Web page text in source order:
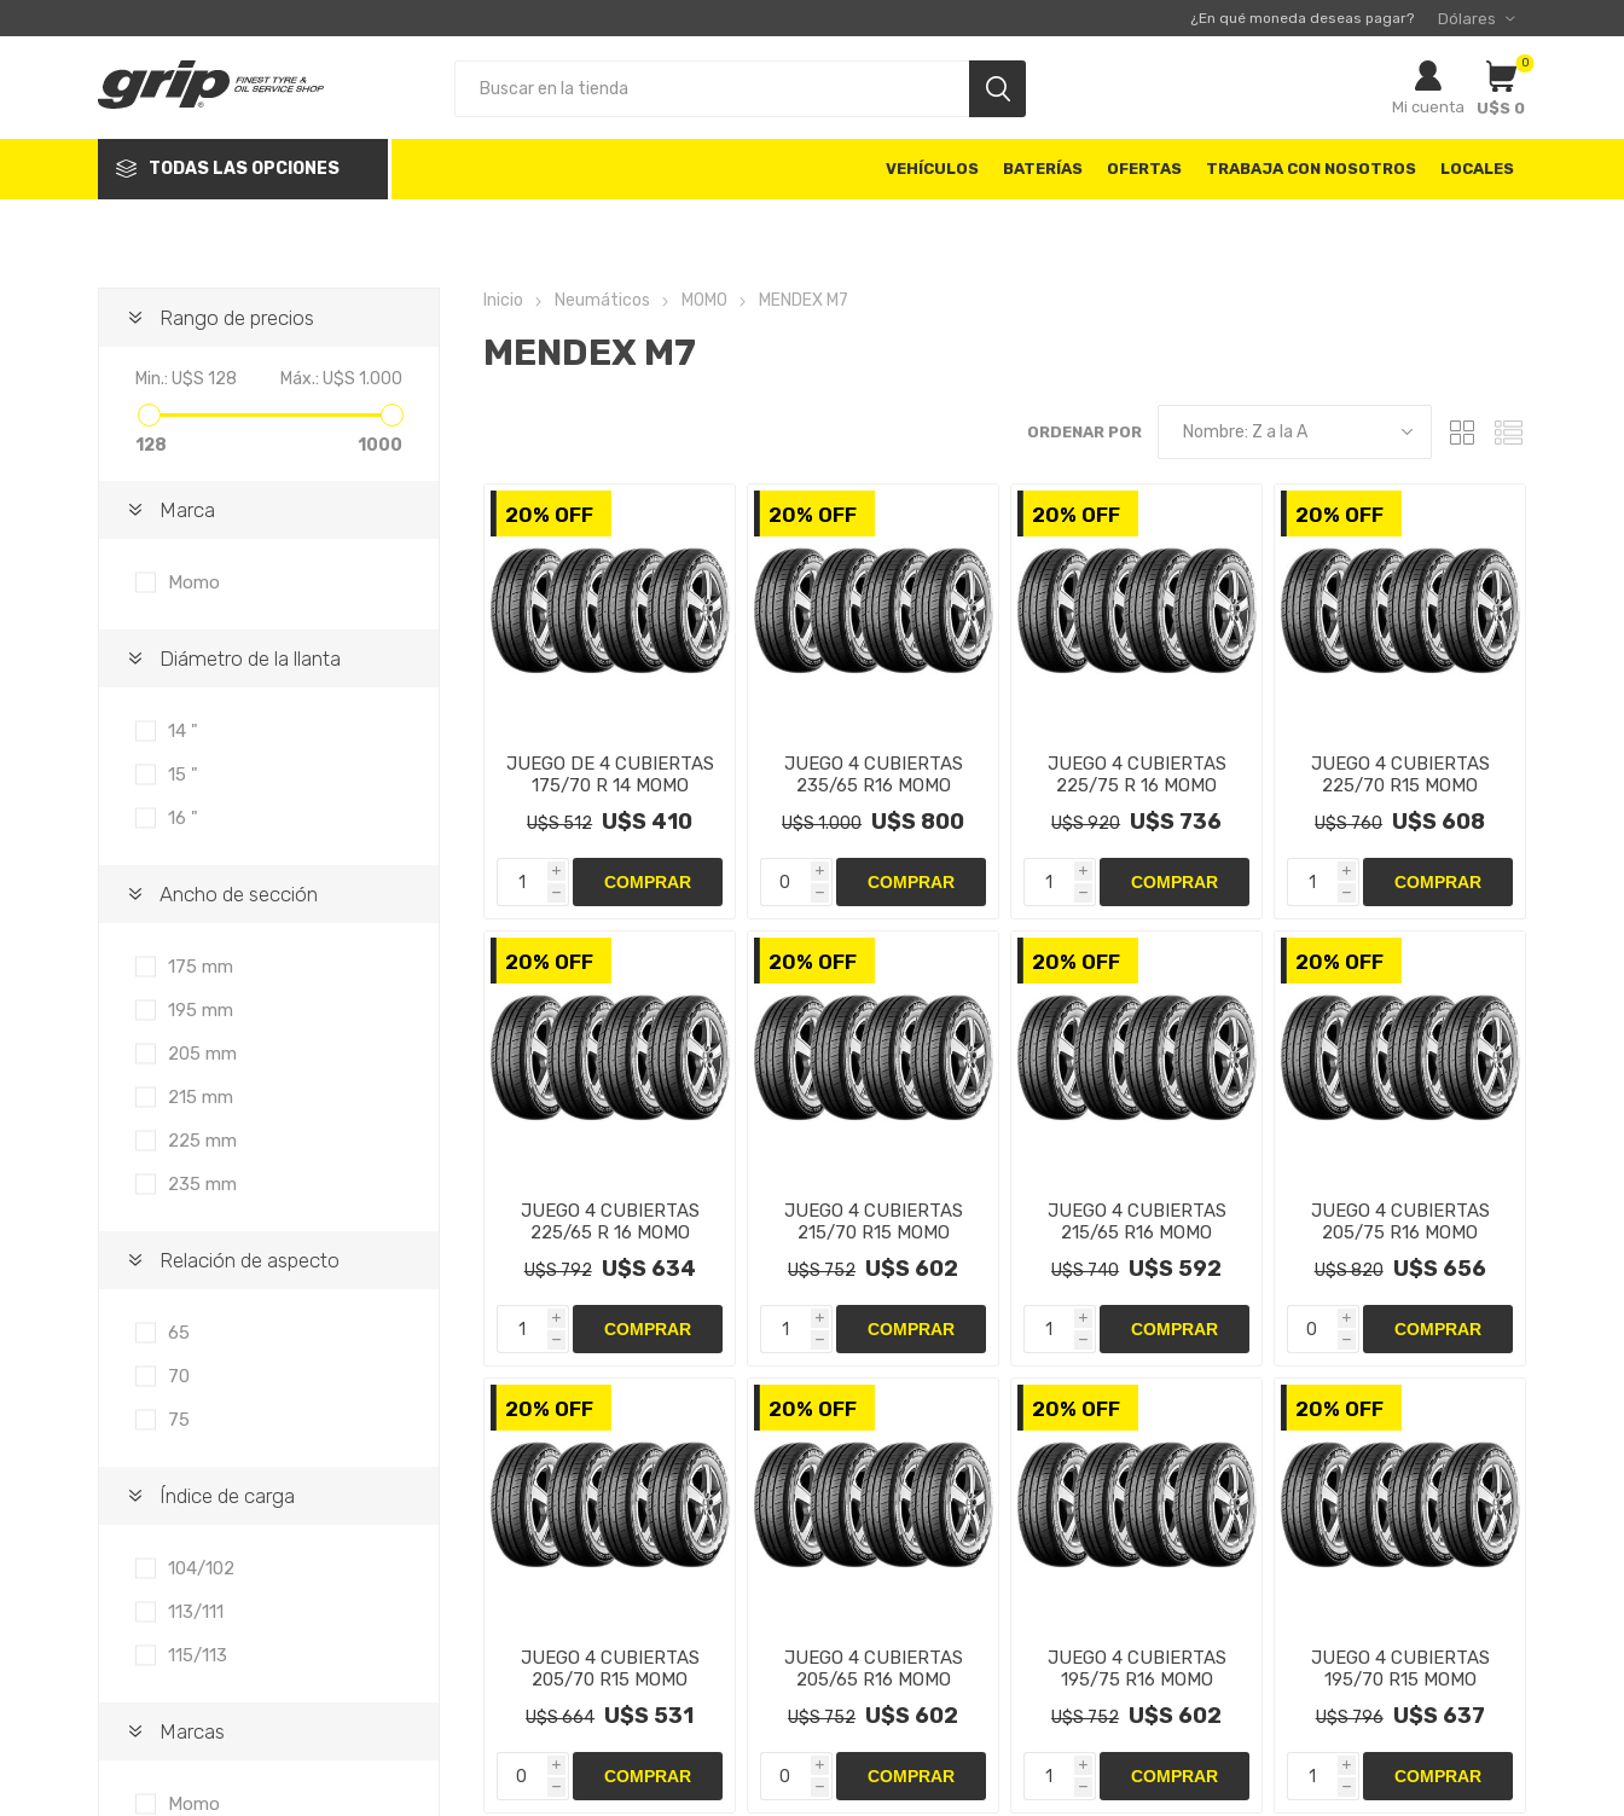
¿En qué moneda deseas pagar?
Mi cuenta
0
U$S 0
TODAS LAS OPCIONES VEHÍCULOS BATERÍAS OFERTAS TRABAJA CON NOSOTROS LOCALES
Inicio Neumáticos MOMO MENDEX M7
MENDEX M7
ORDENAR POR
20% OFF
JUEGO DE 4 CUBIERTAS
175/70 R 14 MOMO
MENDEX M7 C 6PR
U$S 512 U$S 410
i
h
20% OFF
JUEGO 4 CUBIERTAS
235/65 R16 MOMO
MENDEX M7 C 8PR
U$S 1.000 U$S 800
i
h
20% OFF
JUEGO 4 CUBIERTAS
225/75 R 16 MOMO
MENDEX M7 C 8PR
U$S 920 U$S 736
i
h
20% OFF
JUEGO 4 CUBIERTAS
225/70 R15 MOMO
MENDEX M7 C 8PR
U$S 760 U$S 608
i
h
20% OFF
JUEGO 4 CUBIERTAS
225/65 R 16 MOMO
MENDEX M7 C 8PR
U$S 792 U$S 634
i
h
20% OFF
JUEGO 4 CUBIERTAS
215/70 R15 MOMO
MENDEX M7 C 8PR
U$S 752 U$S 602
i
h
20% OFF
JUEGO 4 CUBIERTAS
215/65 R16 MOMO
MENDEX M7 C 8PR
U$S 740 U$S 592
i
h
20% OFF
JUEGO 4 CUBIERTAS
205/75 R16 MOMO
MENDEX M7 C 10PR
U$S 820 U$S 656
i
h
20% OFF
JUEGO 4 CUBIERTAS
205/70 R15 MOMO
MENDEX M7 C 8PR
U$S 664 U$S 531
i
h
20% OFF
JUEGO 4 CUBIERTAS
205/65 R16 MOMO
MENDEX M7 C 8PR
U$S 752 U$S 602
i
h
20% OFF
JUEGO 4 CUBIERTAS
195/75 R16 MOMO
MENDEX M7 C 10PR
U$S 752 U$S 602
i
h
20% OFF
JUEGO 4 CUBIERTAS
195/70 R15 MOMO
MENDEX M7 C 8PR
U$S 796 U$S 637
i
h
Rango de precios
Min.: U$S 128 Máx.: U$S 1.000
128 1000
Marca
Momo
Diámetro de la llanta
14 "
15 "
16 "
Ancho de sección
175 mm
195 mm
205 mm
215 mm
225 mm
235 mm
Relación de aspecto
65
70
75
Índice de carga
104/102
113/111
115/113
Marcas
Momo